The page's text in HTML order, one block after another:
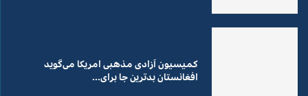
کمیسیون آزادی مذهبی امریکا می‌گوید
افغانستان بدترین جا برای...